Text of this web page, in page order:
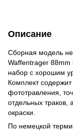
Описание
Сборная модель
Waffentrager 88mm
набор с хорошим
Комплект
фототравления,
отдельных траков,
окраски.
По немецкой